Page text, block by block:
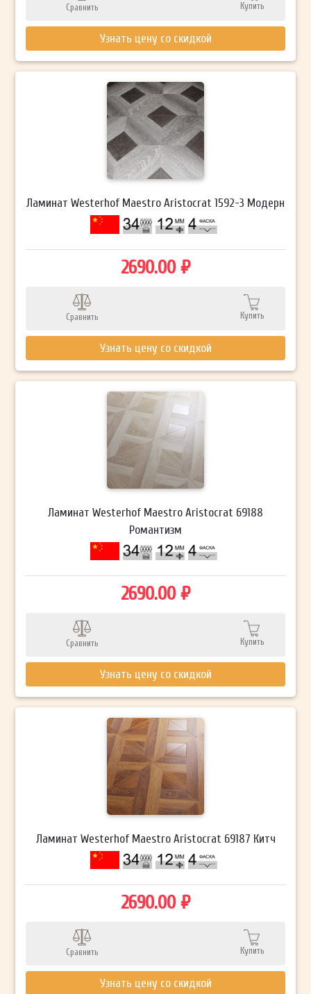
Сравнить Купить
Узнать цену со скидкой
Ламинат Westerhof Maestro Aristocrat 1592-3 Модерн
2690.00 ₽
Сравнить Купить
Узнать цену со скидкой
Ламинат Westerhof Maestro Aristocrat 69188
Романтизм
2690.00 ₽
Сравнить Купить
Узнать цену со скидкой
Ламинат Westerhof Maestro Aristocrat 69187 Китч
2690.00 ₽
Сравнить Купить
Узнать цену со скидкой